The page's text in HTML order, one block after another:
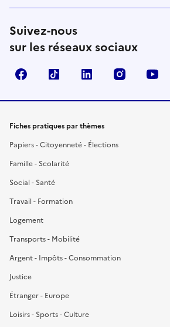
Suivez-nous
sur les réseaux sociaux
FacebookTikTok LinkedIn Instagram
Fiches pratiques par thèmes
Papiers - Citoyenneté - Élections
Famille - Scolarité
Social - Santé
Travail - Formation
Logement
Transports - Mobilité
Argent - Impôts - Consommation
Justice
Étranger - Europe
Loisirs - Sports - Culture